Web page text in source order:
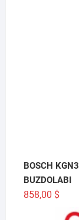
BOSCH
BUZDOLABI
858,00 $